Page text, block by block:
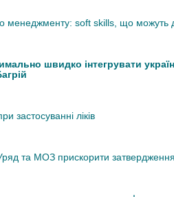
менеджменту: soft skills, що можуть
швидко інтегрувати
застосуванні ліків
та МОЗ прискорити затвердження